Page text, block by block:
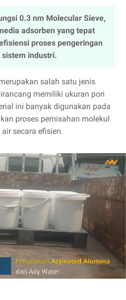
0.3 nm Molecular Sieve,
adsorben yang tepat
proses pengeringan
industri.
salah satu jenis
memiliki ukuran pori
ini banyak digunakan pada
proses pemisahan molekul
secara efisien.